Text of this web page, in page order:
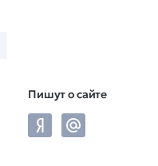
Пишут о сайте